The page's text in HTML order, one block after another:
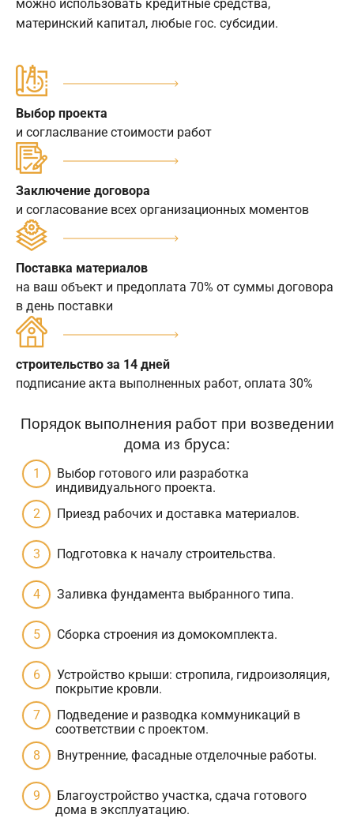
можно использовать кредитные средства,
материнский капитал, любые гос. субсидии.
Выбор проекта
и согласлвание стоимости работ
Заключение договора
и согласование всех организационных моментов
Поставка материалов
на ваш объект и предоплата 70% от суммы договора
в день поставки
строительство за 14 дней
подписание акта выполненных работ, оплата 30%
Порядок выполнения работ при возведении
дома из бруса:
Выбор готового или разработка
индивидуального проекта.
Приезд рабочих и доставка материалов.
Подготовка к началу строительства.
Заливка фундамента выбранного типа.
Сборка строения из домокомплекта.
Устройство крыши: стропила, гидроизоляция,
покрытие кровли.
Подведение и разводка коммуникаций в
соответствии с проектом.
Внутренние, фасадные отделочные работы.
Благоустройство участка, сдача готового
дома в эксплуатацию.